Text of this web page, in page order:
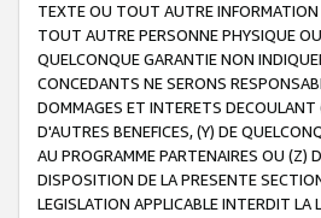
TEXTE OU TOUT AUTRE
TOUT AUTRE PERSONNE PHYSIQUE
QUELCONQUE GARANTIE NON
CONCEDANTS NE SERONS
DOMMAGES ET INTERETS
D'AUTRES BENEFICES, (Y) DE
AU PROGRAMME PARTENAIRES OU (Z)
DISPOSITION DE LA PRESENTE
LEGISLATION APPLICABLE INTERDIT LA